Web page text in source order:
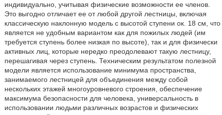
индивидуально, учитывая физические возможности ее членов.
Это выгодно отличает ее от любой другой лестницы, включая
классическую наклонную модель с высотой ступени ок. 18 см, что
является не удобным вариантом как для пожилых людей (им
требуется ступень более низкая по высоте), так и для физически
активных лиц, которые нередко преодолевают такую лестницу,
перешагивая через ступень. Техническим результатом полезной
модели является использование минимума пространства,
занимаемого лестницей для объединения между собой
нескольких этажей многоуровневого строения, обеспечение
максимума безопасности для человека, универсальность в
использовании людьми различных возрастов и физических